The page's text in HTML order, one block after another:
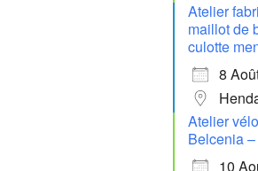
Atelier
maillot de
culotte
8
Atelier
Belcenia
10